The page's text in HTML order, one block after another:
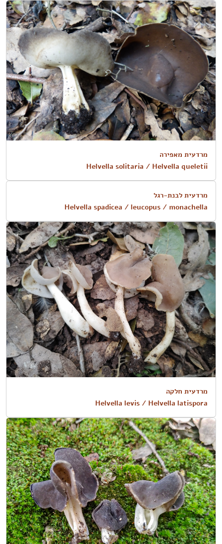
מרדעית מאפירה
Helvella solitaria / Helvella queletii
מרדעית לבנת-רגל
Helvella spadicea / leucopus / monachella
מרדעית חלקה
Helvella levis / Helvella latispora